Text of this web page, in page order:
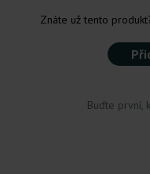
Znáte už tento
Buďte první,